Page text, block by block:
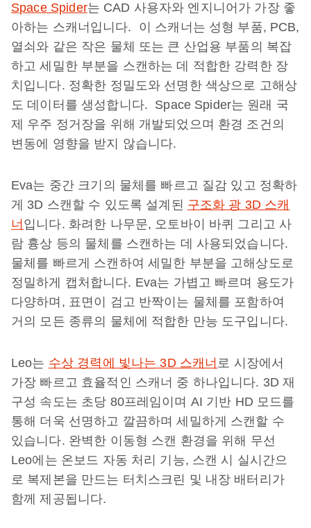
Space Spider는 CAD 사용자와 엔지니어가 가장 좋
아하는 스캐너입니다. 이 스캐너는 성형 부품, PCB,
열쇠와 같은 작은 물체 또는 큰 산업용 부품의 복잡
하고 세밀한 부분을 스캔하는 데 적합한 강력한 장
치입니다. 정확한 정밀도와 선명한 색상으로 고해상
도 데이터를 생성합니다. Space Spider는 원래 국
제 우주 정거장을 위해 개발되었으며 환경 조건의
변동에 영향을 받지 않습니다.
Eva는 중간 크기의 물체를 빠르고 질감 있고 정확하
게 3D 스캔할 수 있도록 설계된 구조화 광 3D 스캐
너 입니다. 화려한 나무문, 오토바이 바퀴 그리고 사
람 흉상 등의 물체를 스캔하는 데 사용되었습니다.
물체를 빠르게 스캔하여 세밀한 부분을 고해상도로
정밀하게 캡처합니다. Eva는 가볍고 빠르며 용도가
다양하며, 표면이 검고 반짝이는 물체를 포함하여
거의 모든 종류의 물체에 적합한 만능 도구입니다.
Leo는 수상 경력에 빛나는 3D 스캐너 로 시장에서
가장 빠르고 효율적인 스캐너 중 하나입니다. 3D 재
구성 속도는 초당 80프레임이며 AI 기반 HD 모드를
통해 더욱 선명하고 깔끔하며 세밀하게 스캔할 수
있습니다. 완벽한 이동형 스캔 환경을 위해 무선
Leo에는 온보드 자동 처리 기능, 스캔 시 실시간으
로 복제본을 만드는 터치스크린 및 내장 배터리가
함께 제공됩니다.